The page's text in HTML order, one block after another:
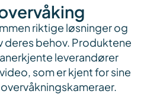
riktige løsninger og
deres behov. Produktene
leverandører
som er kjent for sine